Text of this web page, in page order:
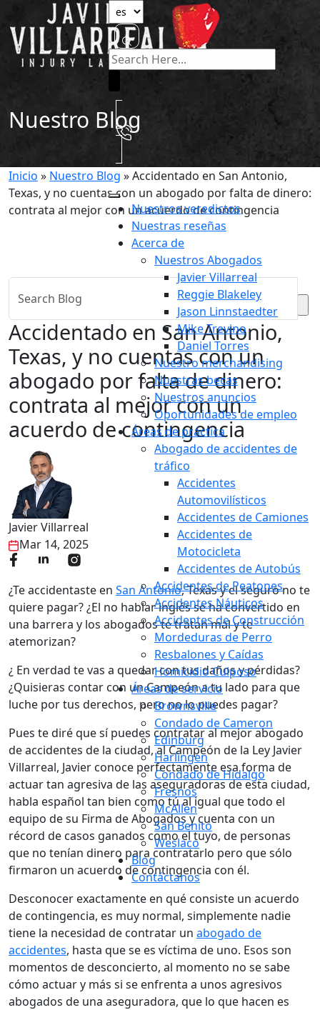
Nuestros veredictos
Nuestras reseñas
Acerca de
Nuestros Abogados
Javier Villarreal
Reggie Blakeley
Jason Linnstaedter
Mike Trevino
Daniel Torres
Nuestro merchandising
Nuestras becas
Nuestros anuncios
Oportunidades de empleo
Áreas de práctica
Abogado de accidentes de
tráfico
Accidentes
Automovilísticos
Accidentes de Camiones
Accidentes de
Motocicleta
Accidentes de Autobús
Accidentes de Peatones
Accidentes Náuticos
Accidentes de Construcción
Mordeduras de Perro
Resbalones y Caídas
Homicidio Culposo
Áreas de servicio
Brownsville
Condado de Cameron
Edinburg
Harlingen
Condado de Hidalgo
Fresnos
McAllen
San Benito
Weslaco
Blog
Contáctanos
Nuestro Blog
Inicio » Nuestro Blog »Accidentado en San Antonio,
Texas, y no cuentas con un abogado por falta de dinero:
contrata al mejor con un acuerdo de contingencia
Accidentado en San Antonio,
Texas, y no cuentas con un
abogado por falta de dinero:
contrata al mejor con un
acuerdo de contingencia
Javier Villarreal
Mar 14, 2025
¿Te accidentaste en San Antonio, Texas y el seguro no te
quiere pagar? ¿El no hablar inglés se ha convertido en
una barrera y los abogados te tratan mal y te
atemorizan?
¿ En verdad te vas a quedar con tus daños y pérdidas?
¿Quisieras contar con un Campeón a tu lado para que
luche por tus derechos, pero no lo puedes pagar?
Pues te diré que sí puedes contratar al mejor abogado
de accidentes de la ciudad, al Campeón de la Ley Javier
Villarreal, Javier conoce perfectamente esa forma de
actuar tan agresiva de las aseguradoras de esta ciudad,
habla español tan bien como tú al igual que todo el
equipo de su Firma de Abogados y cuenta con un
récord de casos ganados como el tuyo, de personas
que no tenían dinero para contratarlo pero que sólo
firmaron un acuerdo de contingencia con él.
Desconocer exactamente en qué consiste un acuerdo
de contingencia, es muy normal, simplemente nadie
tiene la necesidad de contratar un abogado de
accidentes, hasta que se es víctima de uno. Esos son
momentos de desconcierto, al momento no se sabe
cómo actuar y más si se enfrenta a unos agresivos
abogados de una aseguradora, que lo que hacen es